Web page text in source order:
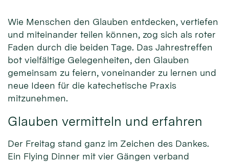
Wie Menschen den Glauben entdecken, vertiefen
und miteinander teilen können, zog sich als roter
Faden durch die beiden Tage. Das Jahrestreffen
bot vielfältige Gelegenheiten, den Glauben
gemeinsam zu feiern, voneinander zu lernen und
neue Ideen für die katechetische Praxis
mitzunehmen.
Glauben vermitteln und erfahren
Der Freitag stand ganz im Zeichen des Dankes.
Ein Flying Dinner mit vier Gängen verband